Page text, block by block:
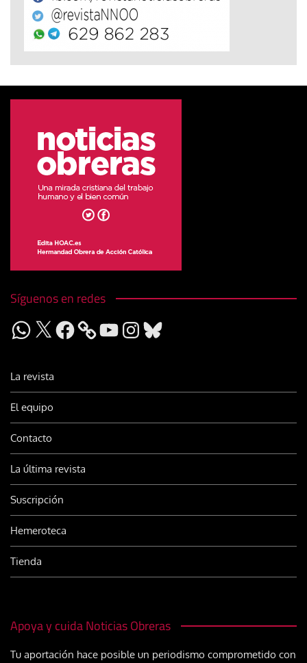
Síguenos en redes
WhatsApp
X Facebook YouTubeInstagram
Bluesky
La revista
El equipo
Contacto
La última revista
Suscripción
Hemeroteca
Tienda
Apoya y cuida Noticias Obreras
Tu aportación hace posible un periodismo comprometido con